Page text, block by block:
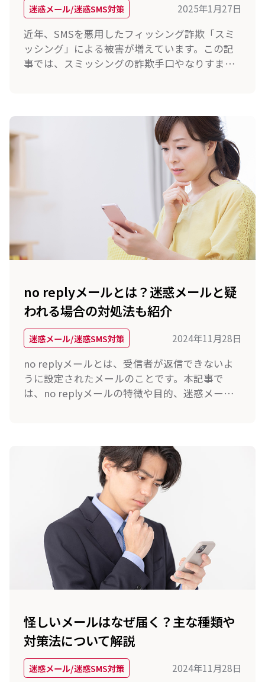
迷惑メール/迷惑SMS対策 2025年1月27日
近年、SMSを悪用したフィッシング詐欺「スミ
ッシング」による被害が増えています。この記
事では、スミッシングの詐欺手口やなりすまし
no replyメールとは？迷惑メールと疑
われる場合の対処法も紹介
迷惑メール/迷惑SMS対策 2024年11月28日
no replyメールとは、受信者が返信できないよ
うに設定されたメールのことです。本記事で
は、no replyメールの特徴や目的、迷惑メール
怪しいメールはなぜ届く？主な種類や
対策法について解説
迷惑メール/迷惑SMS対策 2024年11月28日